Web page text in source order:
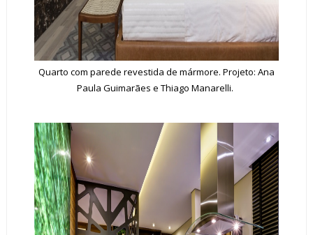
Quarto com parede revestida de mármore. Projeto: Ana
Paula Guimarães e Thiago Manarelli.